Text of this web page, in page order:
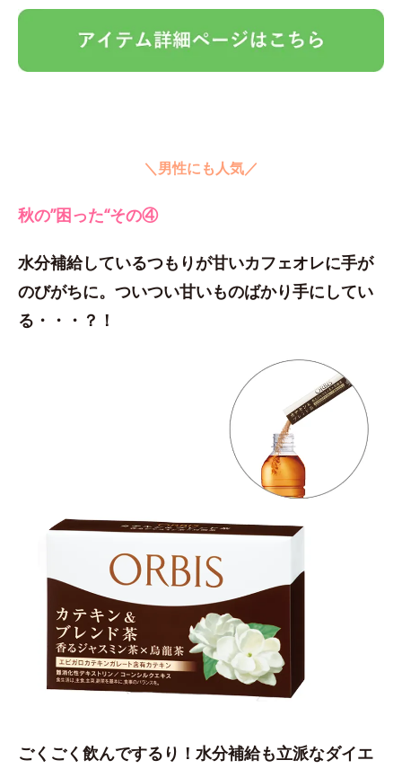
＼男性にも人気／
秋の”困った“その④
水分補給しているつもりが甘いカフェオレに手が
のびがちに。ついつい甘いものばかり手にしてい
る・・・？！
ごくごく飲んでするり！水分補給も立派なダイエ